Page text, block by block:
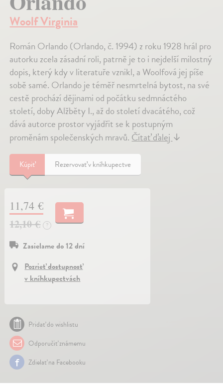
Woolf Virginia
Román Orlando (Orlando, č. 1994) z roku 1928 hrál pro
autorku zcela zásadní roli, patrně je to i nejdelší milostný
dopis, který kdy v literatuře vznikl, a Woolfová jej píše
sobě samé. Orlando je téměř nesmrtelná bytost, na své
cestě prochází dějinami od počátku sedmnáctého
století, doby Alžběty I., až do století dvacátého, což
dává autorce prostor vyjádřit se k postupným
proměnám společenských mravů.Čítať ďalej↓
Kúpiť Rezervovať v kníhkupectve
11,74 €
12,10 €
?
Zasielame do 12 dní
Pozrieť dostupnosť
v kníhkupectvách
Pridať do wishlistu
Odporučiť známemu
Zdielať na Facebooku